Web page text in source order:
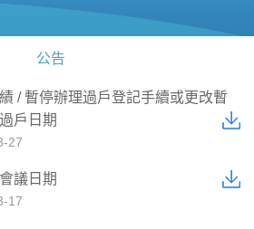
公告
/ 暫停辦理過戶登記手續或更改暫
戶日期
27
議日期
17